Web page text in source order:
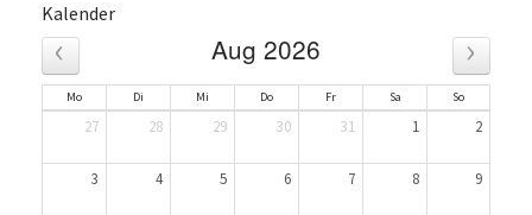
Kalender
‹ Aug 2026 ›
Mo Di Mi Do Fr Sa So
27 28 29 30 31 1 2
3 4 5 6 7 8 9